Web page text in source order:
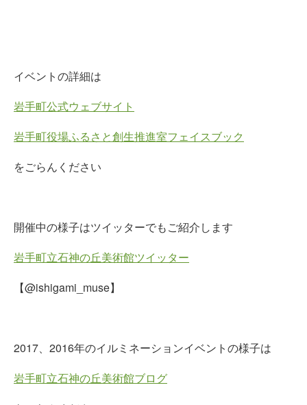
イベントの詳細は
岩手町公式ウェブサイト
岩手町役場ふるさと創生推進室フェイスブック
をごらんください
開催中の様子はツイッターでもご紹介します
岩手町立石神の丘美術館ツイッター
【@ishigami_muse】
2017、2016年のイルミネーションイベントの様子は
岩手町立石神の丘美術館ブログ